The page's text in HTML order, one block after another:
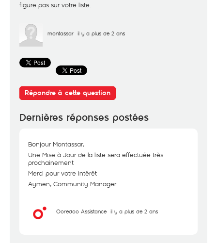
figure pas sur votre liste.
montassar il y a plus de 2 ans
Répondre à cette question
Dernières réponses postées
Bonjour Montassar,
Une Mise à Jour de la liste sera effectuée très
prochainement
Merci pour votre intérêt
Aymen, Community Manager
Ooredoo Assistance il y a plus de 2 ans